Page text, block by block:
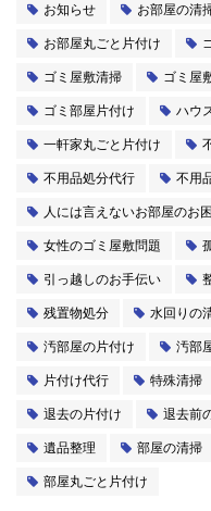
お知らせ お部屋の清
お部屋丸ごと片付け
ゴミ屋敷清掃
ゴミ屋
ゴミ部屋片付け
ハウ
一軒家丸ごと片付け
不用品処分代行
不用
人には言えないお部屋のお
女性のゴミ屋敷問題
引っ越しのお手伝い
残置物処分
水回りの
汚部屋の片付け
汚部
片付け代行
特殊清掃
退去の片付け
退去前
遺品整理
部屋の清掃
部屋丸ごと片付け